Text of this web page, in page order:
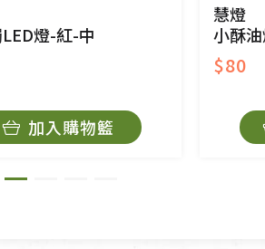
換，但若為商品本身或運送過
原箱退回。
有任何折損、磨損、污損或凹
燈-紅-中
加入購物籃
慧燈
小酥
$80